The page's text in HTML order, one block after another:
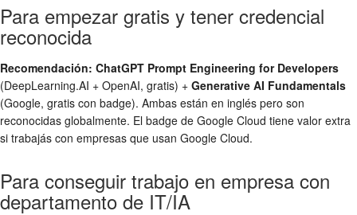
Para empezar gratis y tener credencial
reconocida
Recomendación: ChatGPT Prompt Engineering for Developers
(DeepLearning.AI + OpenAI, gratis) + Generative AI Fundamentals
(Google, gratis con badge). Ambas están en inglés pero son
reconocidas globalmente. El badge de Google Cloud tiene valor extra
si trabajás con empresas que usan Google Cloud.
Para conseguir trabajo en empresa con
departamento de IT/IA